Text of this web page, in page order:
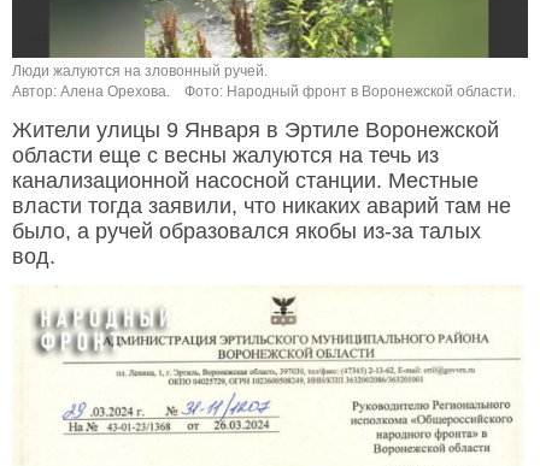
Люди жалуются на зловонный ручей.
Автор: Алена Орехова.
Фото: Народный фронт в Воронежской области.
Жители улицы 9 Января в Эртиле Воронежской
области еще с весны жалуются на течь из
канализационной насосной станции. Местные
власти тогда заявили, что никаких аварий там не
было, а ручей образовался якобы из-за талых
вод.